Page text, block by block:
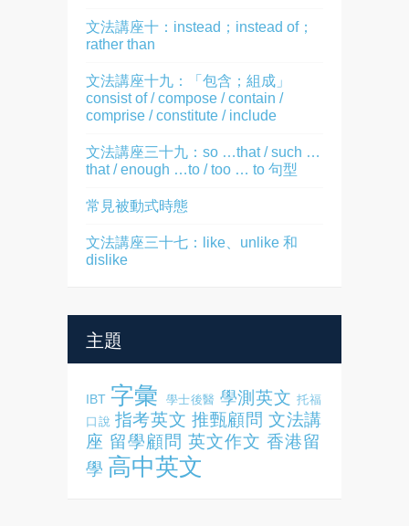
文法講座十：instead；instead of；
rather than
文法講座十九：「包含；組成」
consist of / compose / contain /
comprise / constitute / include
文法講座三十九：so …that / such …
that / enough …to / too … to 句型
常見被動式時態
文法講座三十七：like、unlike 和
dislike
主題
IBT 字彙 學士後醫 學測英文 托福
口說 指考英文 推甄顧問 文法講
座 留學顧問 英文作文 香港留
學 高中英文